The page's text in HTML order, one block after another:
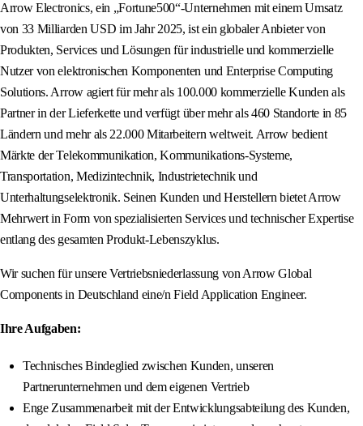
Arrow Electronics, ein „Fortune500“-Unternehmen mit einem Umsatz
von 33 Milliarden USD im Jahr 2025, ist ein globaler Anbieter von
Produkten, Services und Lösungen für industrielle und kommerzielle
Nutzer von elektronischen Komponenten und Enterprise Computing
Solutions. Arrow agiert für mehr als 100.000 kommerzielle Kunden als
Partner in der Lieferkette und verfügt über mehr als 460 Standorte in 85
Ländern und mehr als 22.000 Mitarbeitern weltweit. Arrow bedient
Märkte der Telekommunikation, Kommunikations-Systeme,
Transportation, Medizintechnik, Industrietechnik und
Unterhaltungselektronik. Seinen Kunden und Herstellern bietet Arrow
Mehrwert in Form von spezialisierten Services und technischer Expertise
entlang des gesamten Produkt-Lebenszyklus.
Wir suchen für unsere Vertriebsniederlassung von Arrow Global
Components in Deutschland eine/n Field Application Engineer.
Ihre Aufgaben:
Technisches Bindeglied zwischen Kunden, unseren
Partnerunternehmen und dem eigenen Vertrieb
Enge Zusammenarbeit mit der Entwicklungsabteilung des Kunden,